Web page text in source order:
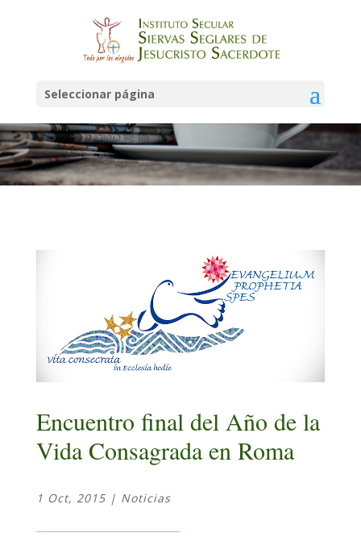
Seleccionar página
Noticias
Encuentro final del Año de la
Vida Consagrada en Roma
1 Oct, 2015| Noticias